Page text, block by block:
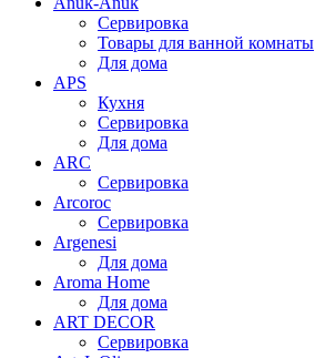
Сервировка
Товары для ванной комнаты
Для дома
APS
Кухня
Сервировка
Для дома
ARC
Сервировка
Arcoroc
Сервировка
Argenesi
Для дома
Aroma Home
Для дома
ART DECOR
Сервировка